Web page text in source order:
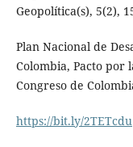
Geopolítica(s), 5(2),
Plan Nacional de
Colombia, Pacto por
Congreso de
https://bit.ly/2TETcdu